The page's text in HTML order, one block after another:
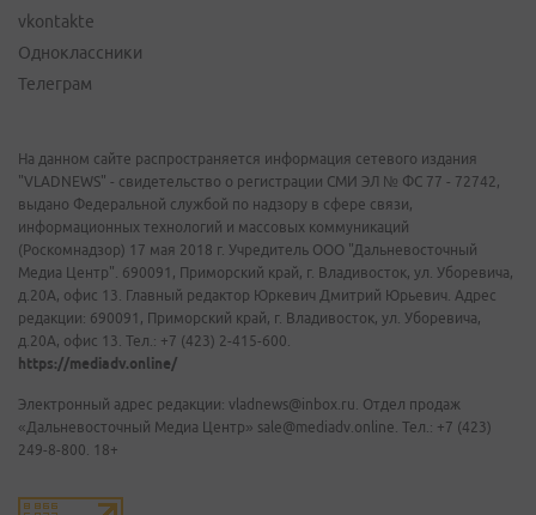
vkontakte
Одноклассники
Телеграм
На данном сайте распространяется информация сетевого издания
"VLADNEWS" - свидетельство о регистрации СМИ ЭЛ № ФС 77 - 72742,
выдано Федеральной службой по надзору в сфере связи,
информационных технологий и массовых коммуникаций
(Роскомнадзор) 17 мая 2018 г. Учредитель ООО "Дальневосточный
Медиа Центр". 690091, Приморский край, г. Владивосток, ул. Уборевича,
д.20А, офис 13. Главный редактор Юркевич Дмитрий Юрьевич. Адрес
редакции: 690091, Приморский край, г. Владивосток, ул. Уборевича,
д.20А, офис 13. Тел.: +7 (423) 2-415-600.
https://mediadv.online/
Электронный адрес редакции: vladnews@inbox.ru. Отдел продаж
«Дальневосточный Медиа Центр» sale@mediadv.online. Тел.: +7 (423)
249-8-800. 18+